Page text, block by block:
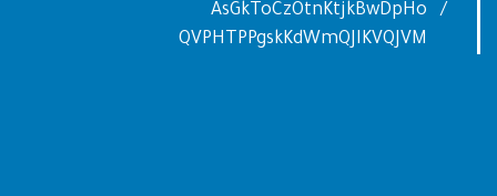
AsGkToCzOtnKtjkBwDpHo
QVPHTPPgskKdWmQJIKVQJVM